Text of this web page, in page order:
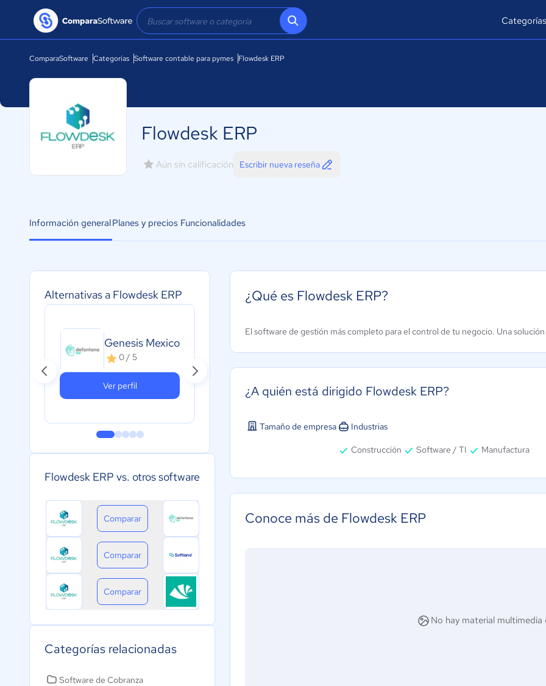
Categorías
ComparaSoftware Categorías Software contable para pymes Flowdesk ERP
Flowdesk ERP
Aún sin calificación Escribir nueva reseña
Información generalPlanes y precios Funcionalidades
Alternativas a Flowdesk ERP
Genesis Mexico
0 / 5
Ver perfil
Softland ERP
Empresarial
4.2 / 5
Alegra
Flowdesk ERP vs. otros software
Comparar
Comparar
Comparar
Categorías relacionadas
Software de Cobranza
¿Qué es Flowdesk ERP?
El software de gestión más completo para el control de tu negocio. Una
¿A quién está dirigido Flowdesk ERP?
Tamaño de empresa Industrias
Construcción Software / TI Manufactura
Conoce más de Flowdesk ERP
No hay material multimedia